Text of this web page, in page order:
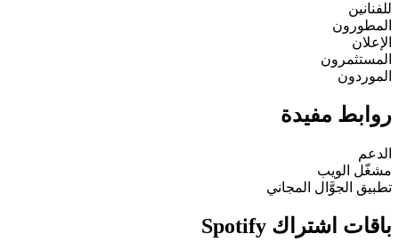
للفنانين
المطورون
الإعلان
المستثمرون
الموردون
روابط مفيدة
الدعم
مشغّل الويب
تطبيق الجوَّال المجاني
باقات اشتراك Spotify